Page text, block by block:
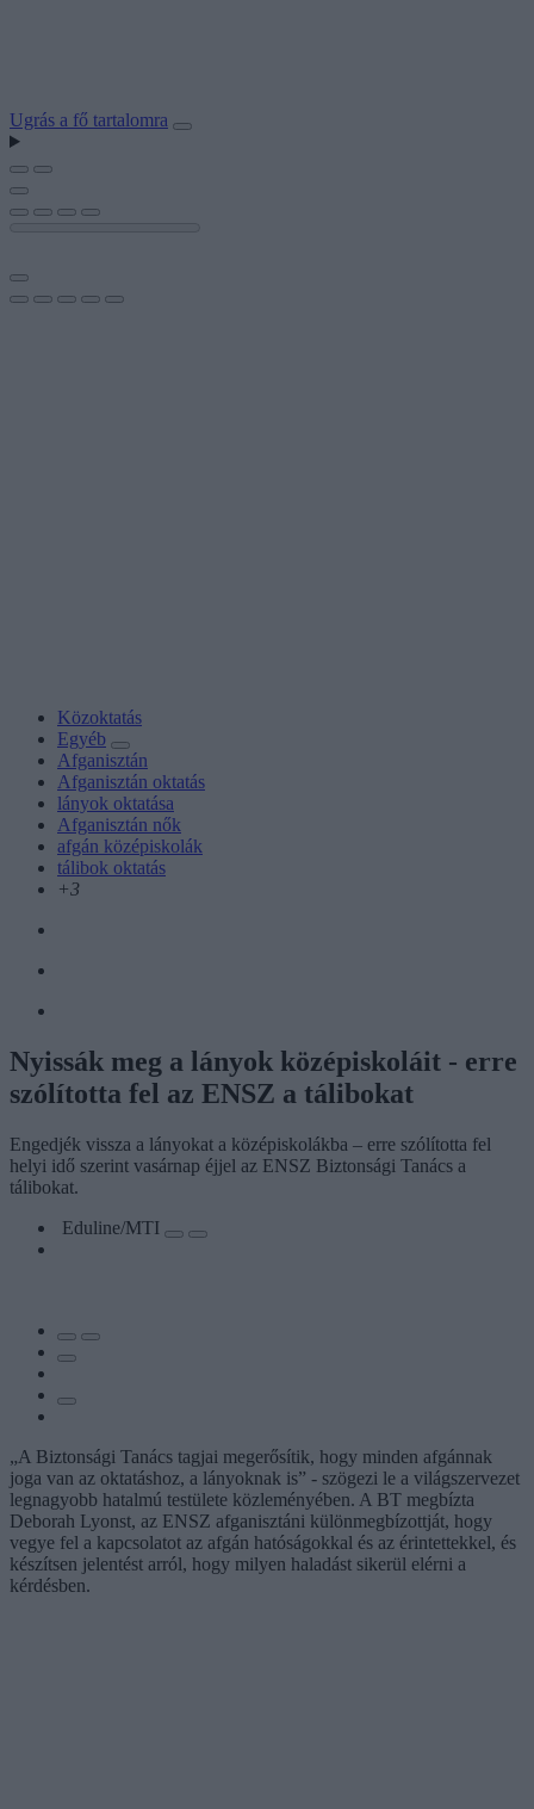
Ugrás a fő tartalomra
Közoktatás
Egyéb
Afganisztán
Afganisztán oktatás
lányok oktatása
Afganisztán nők
afgán középiskolák
tálibok oktatás
+3
Nyissák meg a lányok középiskoláit - erre
szólította fel az ENSZ a tálibokat
Engedjék vissza a lányokat a középiskolákba – erre szólította fel
helyi idő szerint vasárnap éjjel az ENSZ Biztonsági Tanács a
tálibokat.
Eduline/MTI
„A Biztonsági Tanács tagjai megerősítik, hogy minden afgánnak
joga van az oktatáshoz, a lányoknak is” - szögezi le a világszervezet
legnagyobb hatalmú testülete közleményében. A BT megbízta
Deborah Lyonst, az ENSZ afganisztáni különmegbízottját, hogy
vegye fel a kapcsolatot az afgán hatóságokkal és az érintettekkel, és
készítsen jelentést arról, hogy milyen haladást sikerül elérni a
kérdésben.